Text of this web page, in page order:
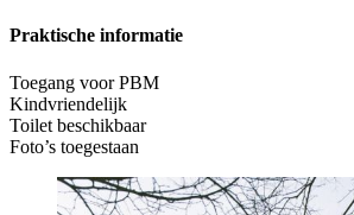
Praktische informatie
Toegang voor PBM
Kindvriendelijk
Toilet beschikbaar
Foto’s toegestaan